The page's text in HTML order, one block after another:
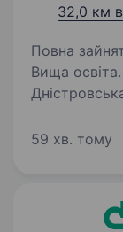
32,0 км
Повна
Вища освіта. Привіт! Ми — Білгород-
59 хв. тому